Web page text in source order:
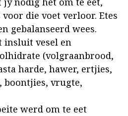
die voet verloor. Etes
gebalanseerd wees.
insluit vesel en
(volgraanbrood,
harde, hawer, ertjies,
boontjies, vrugte,
werd om te eet